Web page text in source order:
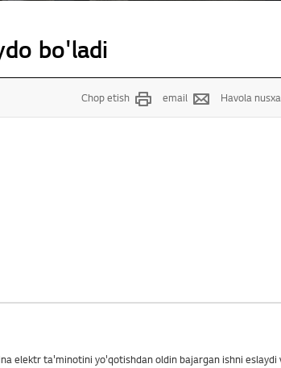
bo'ladi
Chop etish email Havola
elektr ta'minotini yo'qotishdan oldin bajargan ishni eslaydi